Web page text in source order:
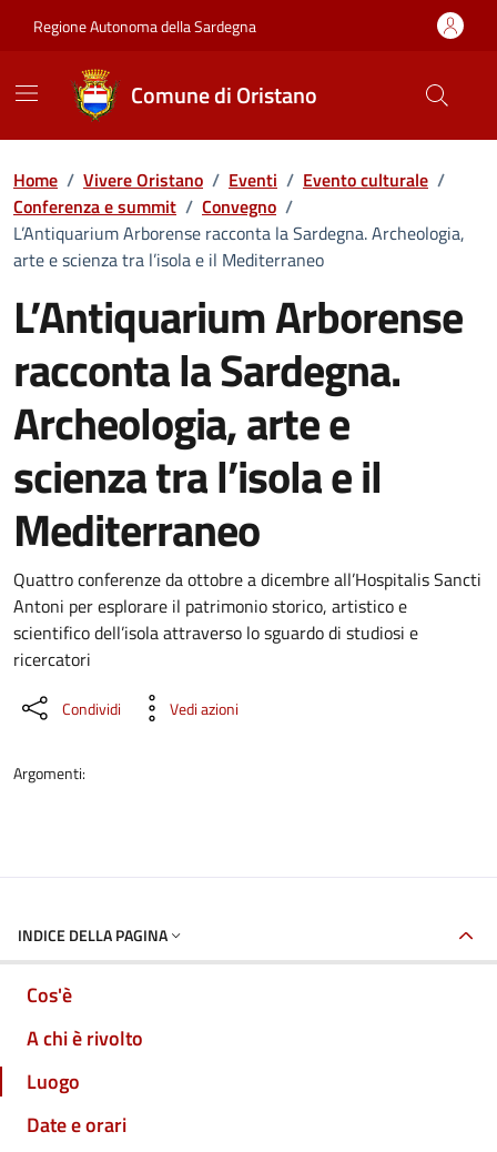
Regione Autonoma della Sardegna
Comune di Oristano
Home / Vivere Oristano / Eventi / Evento culturale /
Conferenza e summit / Convegno /
L’Antiquarium Arborense racconta la Sardegna. Archeologia,
arte e scienza tra l’isola e il Mediterraneo
L’Antiquarium Arborense
racconta la Sardegna.
Archeologia, arte e
scienza tra l’isola e il
Mediterraneo
Dettaglio dell'evento
Quattro conferenze da ottobre a dicembre all’Hospitalis Sancti
Antoni per esplorare il patrimonio storico, artistico e
scientifico dell’isola attraverso lo sguardo di studiosi e
ricercatori
Condividi Vedi azioni
Argomenti:
INDICE DELLA PAGINA
Cos'è
A chi è rivolto
Luogo
Date e orari